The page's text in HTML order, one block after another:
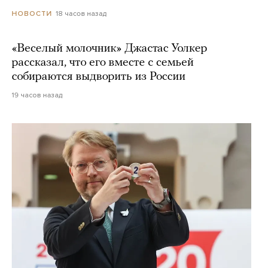
НОВОСТИ 18 часов назад
«Веселый молочник» Джастас Уолкер
рассказал, что его вместе с семьей
собираются выдворить из России
19 часов назад